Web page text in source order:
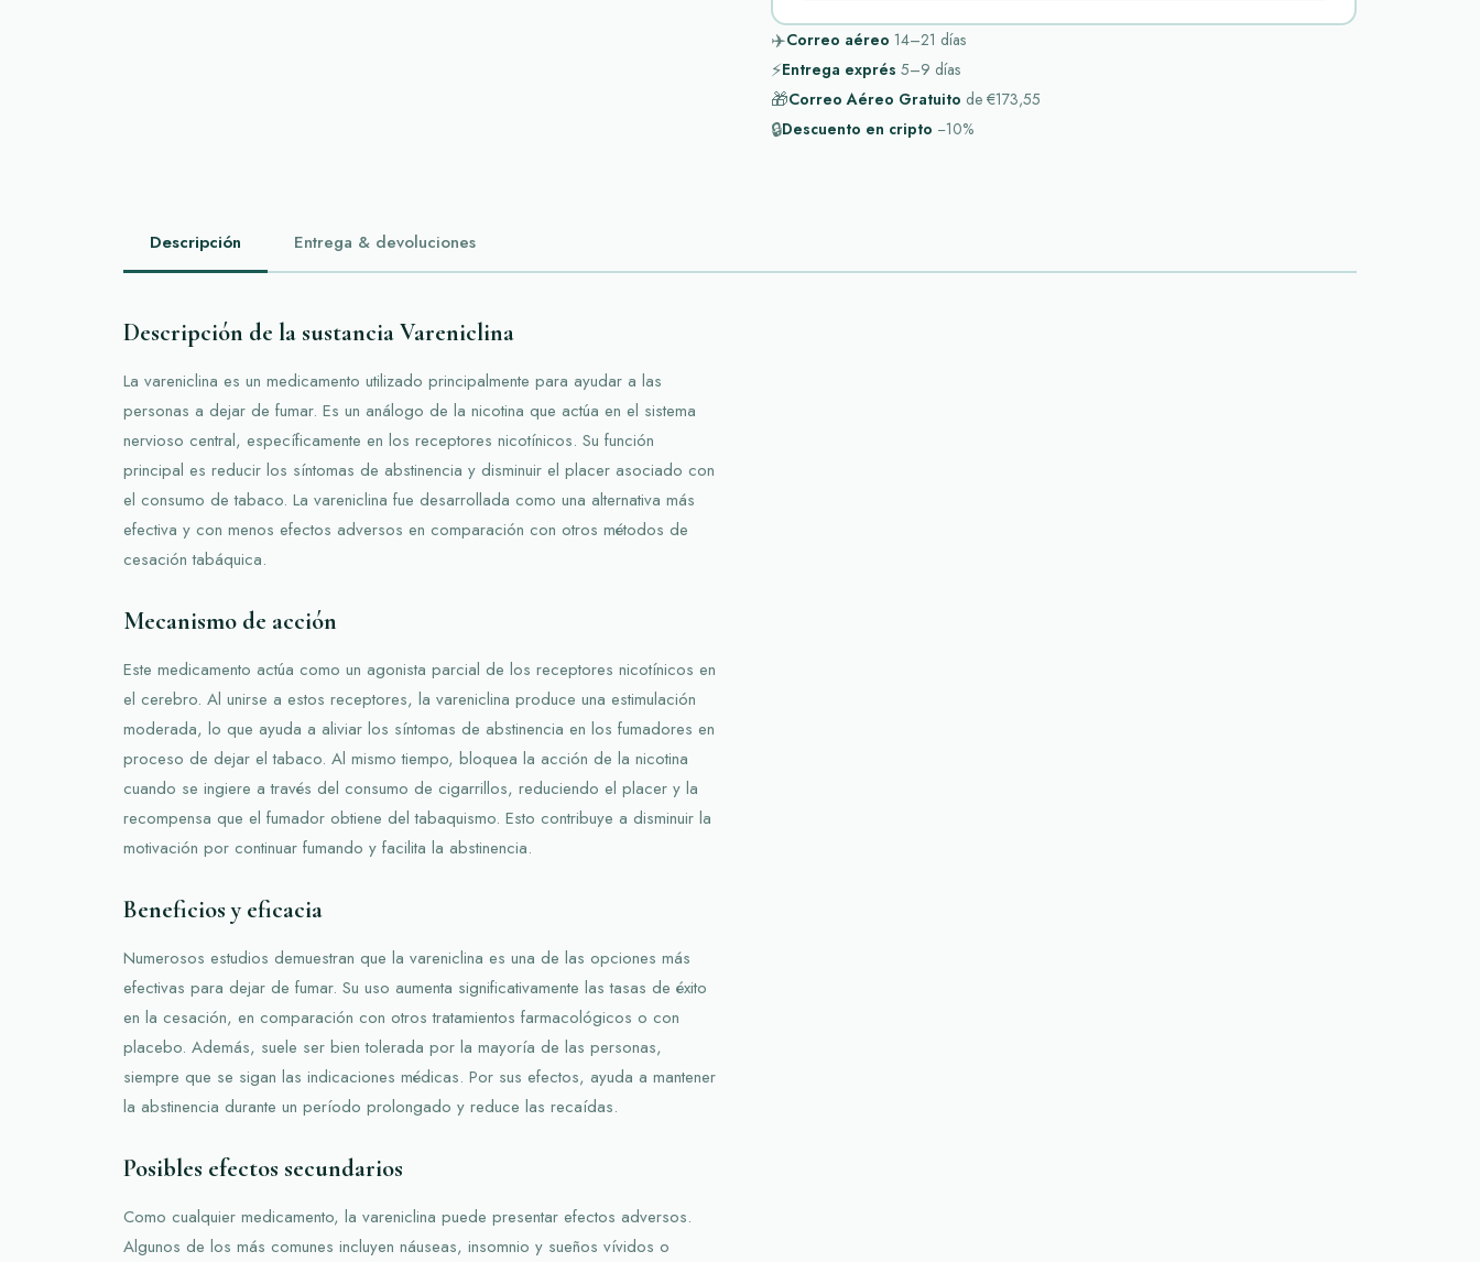
✈️Correo aéreo 14–21 días
⚡Entrega exprés 5–9 días
🎁Correo Aéreo Gratuito de €173,55
🔒Descuento en cripto −10%
Descripción Entrega & devoluciones
Descripción de la sustancia Vareniclina
La vareniclina es un medicamento utilizado principalmente para ayudar a las
personas a dejar de fumar. Es un análogo de la nicotina que actúa en el sistema
nervioso central, específicamente en los receptores nicotínicos. Su función
principal es reducir los síntomas de abstinencia y disminuir el placer asociado con
el consumo de tabaco. La vareniclina fue desarrollada como una alternativa más
efectiva y con menos efectos adversos en comparación con otros métodos de
cesación tabáquica.
Mecanismo de acción
Este medicamento actúa como un agonista parcial de los receptores nicotínicos en
el cerebro. Al unirse a estos receptores, la vareniclina produce una estimulación
moderada, lo que ayuda a aliviar los síntomas de abstinencia en los fumadores en
proceso de dejar el tabaco. Al mismo tiempo, bloquea la acción de la nicotina
cuando se ingiere a través del consumo de cigarrillos, reduciendo el placer y la
recompensa que el fumador obtiene del tabaquismo. Esto contribuye a disminuir la
motivación por continuar fumando y facilita la abstinencia.
Beneficios y eficacia
Numerosos estudios demuestran que la vareniclina es una de las opciones más
efectivas para dejar de fumar. Su uso aumenta significativamente las tasas de éxito
en la cesación, en comparación con otros tratamientos farmacológicos o con
placebo. Además, suele ser bien tolerada por la mayoría de las personas,
siempre que se sigan las indicaciones médicas. Por sus efectos, ayuda a mantener
la abstinencia durante un período prolongado y reduce las recaídas.
Posibles efectos secundarios
Como cualquier medicamento, la vareniclina puede presentar efectos adversos.
Algunos de los más comunes incluyen náuseas, insomnio y sueños vívidos o